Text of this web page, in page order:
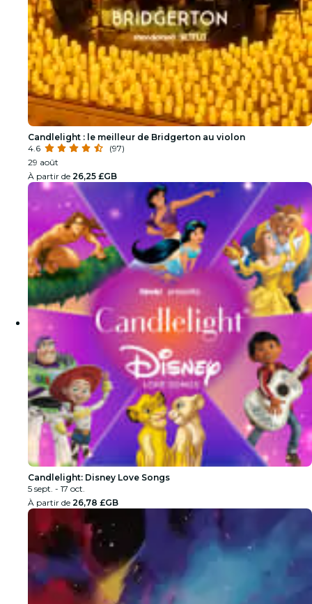
Candlelight : le meilleur de Bridgerton au violon
4.6
(97)
29 août
À partir de 26,25 £GB
Candlelight: Disney Love Songs
5 sept. - 17 oct.
À partir de 26,78 £GB